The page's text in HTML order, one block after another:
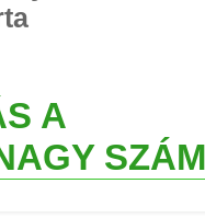
A